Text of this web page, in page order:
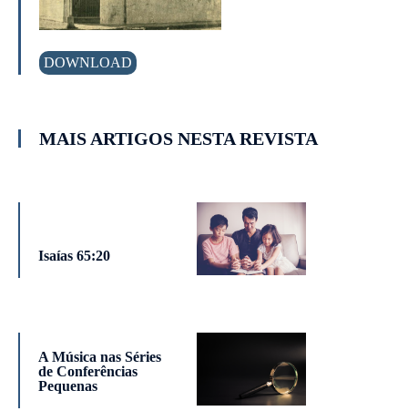
DOWNLOAD
MAIS ARTIGOS NESTA REVISTA
Isaías 65:20
A Música nas Séries
de Conferências
Pequenas